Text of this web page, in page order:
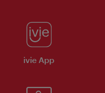
ivie App